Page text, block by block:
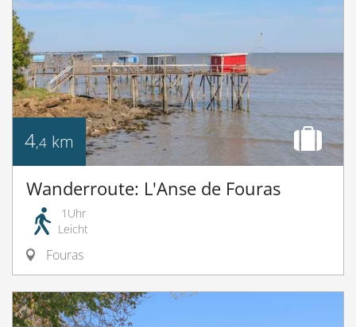
4,4 km
Wanderroute: L'Anse de Fouras
1Uhr
Leicht
Fouras